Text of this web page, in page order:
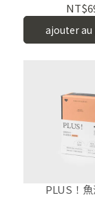
ajouter
PLUS！